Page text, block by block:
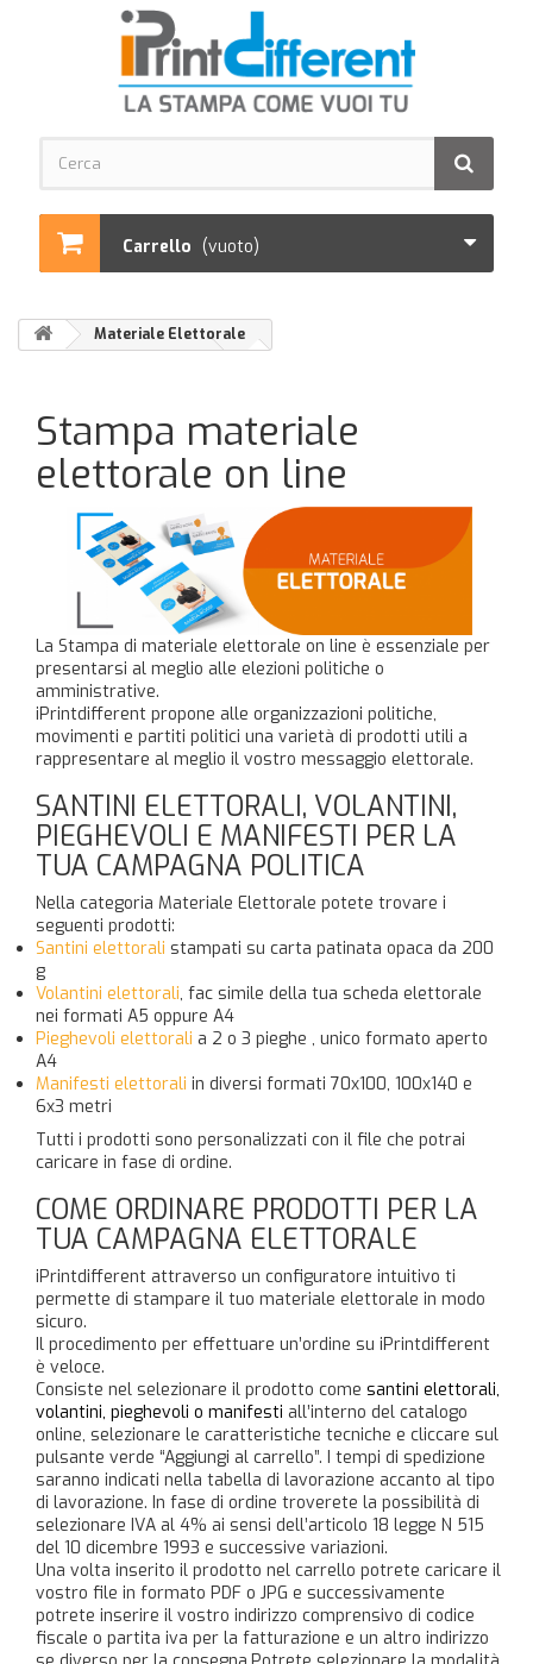
Carrello (vuoto)
Materiale Elettorale
Stampa materiale
elettorale on line
La Stampa di materiale elettorale on line è essenziale per
presentarsi al meglio alle elezioni politiche o
amministrative.
iPrintdifferent propone alle organizzazioni politiche,
movimenti e partiti politici una varietà di prodotti utili a
rappresentare al meglio il vostro messaggio elettorale.
SANTINI ELETTORALI, VOLANTINI,
PIEGHEVOLI E MANIFESTI PER LA
TUA CAMPAGNA POLITICA
Nella categoria Materiale Elettorale potete trovare i
seguenti prodotti:
Santini elettorali stampati su carta patinata opaca da 200
g
Volantini elettorali, fac simile della tua scheda elettorale
nei formati A5 oppure A4
Pieghevoli elettorali a 2 o 3 pieghe , unico formato aperto
A4
Manifesti elettorali in diversi formati 70x100, 100x140 e
6x3 metri
Tutti i prodotti sono personalizzati con il file che potrai
caricare in fase di ordine.
COME ORDINARE PRODOTTI PER LA
TUA CAMPAGNA ELETTORALE
iPrintdifferent attraverso un configuratore intuitivo ti
permette di stampare il tuo materiale elettorale in modo
sicuro.
Il procedimento per effettuare un’ordine su iPrintdifferent
è veloce.
Consiste nel selezionare il prodotto come santini elettorali,
volantini, pieghevoli o manifesti all’interno del catalogo
online, selezionare le caratteristiche tecniche e cliccare sul
pulsante verde “Aggiungi al carrello”. I tempi di spedizione
saranno indicati nella tabella di lavorazione accanto al tipo
di lavorazione. In fase di ordine troverete la possibilità di
selezionare IVA al 4% ai sensi dell’articolo 18 legge N 515
del 10 dicembre 1993 e successive variazioni.
Una volta inserito il prodotto nel carrello potrete caricare il
vostro file in formato PDF o JPG e successivamente
potrete inserire il vostro indirizzo comprensivo di codice
fiscale o partita iva per la fatturazione e un altro indirizzo